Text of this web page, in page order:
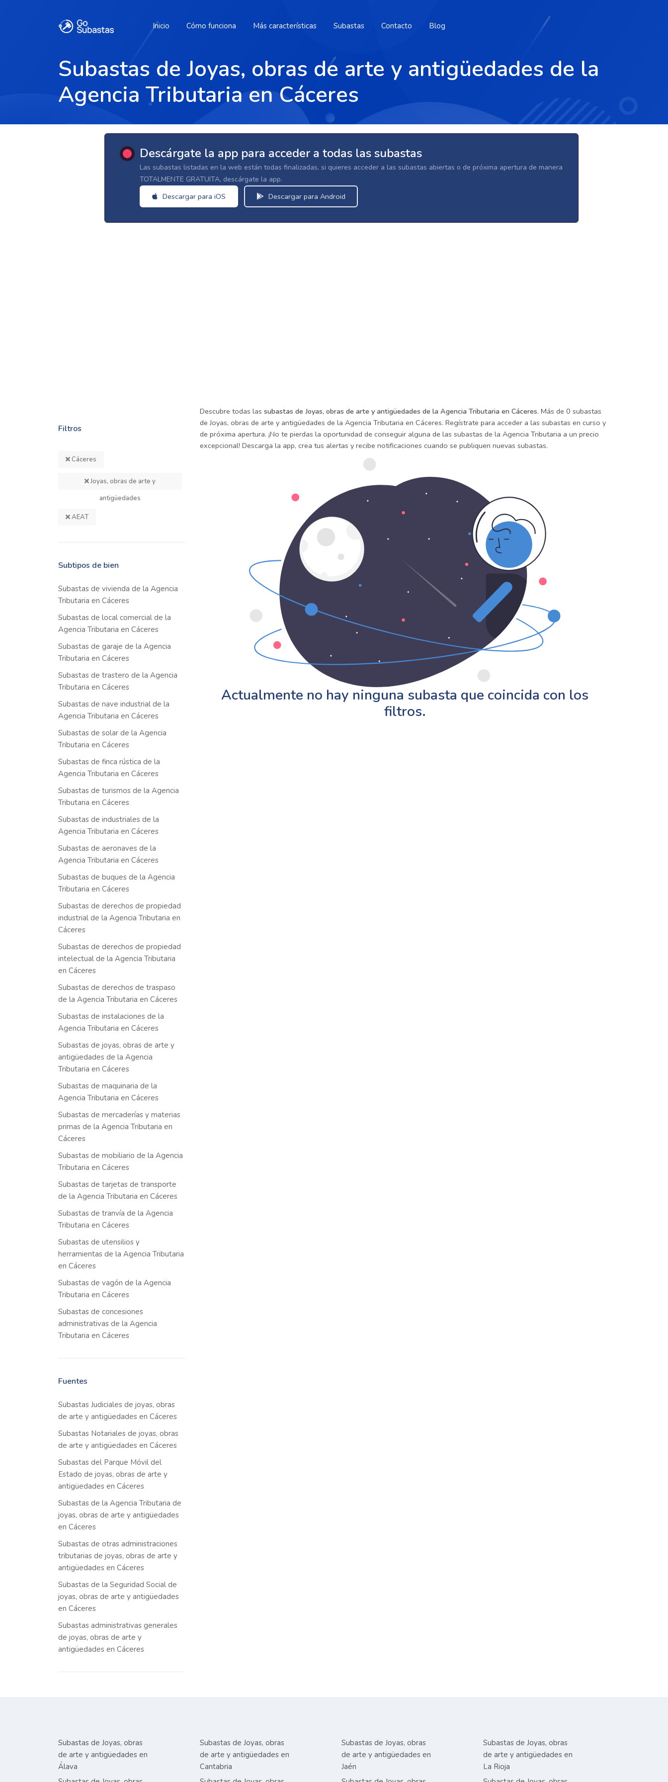
Inicio Cómo funciona Más características Subastas Contacto Blog
Subastas de Joyas, obras de arte y antigüedades de la
Agencia Tributaria en Cáceres
Descárgate la app para acceder a todas las subastas
Las subastas listadas en la web están todas finalizadas, si quieres acceder a las subastas abiertas o de próxima apertura de manera
TOTALMENTE GRATUITA, descárgate la app.
Descargar para iOS Descargar para Android
Filtros
Cáceres
Joyas, obras de arte y
antigüedades
AEAT
Subtipos de bien
Subastas de vivienda de la Agencia
Tributaria en Cáceres
Subastas de local comercial de la
Agencia Tributaria en Cáceres
Subastas de garaje de la Agencia
Tributaria en Cáceres
Subastas de trastero de la Agencia
Tributaria en Cáceres
Subastas de nave industrial de la
Agencia Tributaria en Cáceres
Subastas de solar de la Agencia
Tributaria en Cáceres
Subastas de finca rústica de la
Agencia Tributaria en Cáceres
Subastas de turismos de la Agencia
Tributaria en Cáceres
Subastas de industriales de la
Agencia Tributaria en Cáceres
Subastas de aeronaves de la
Agencia Tributaria en Cáceres
Subastas de buques de la Agencia
Tributaria en Cáceres
Subastas de derechos de propiedad
industrial de la Agencia Tributaria en
Cáceres
Subastas de derechos de propiedad
intelectual de la Agencia Tributaria
en Cáceres
Subastas de derechos de traspaso
de la Agencia Tributaria en Cáceres
Subastas de instalaciones de la
Agencia Tributaria en Cáceres
Subastas de joyas, obras de arte y
antigüedades de la Agencia
Tributaria en Cáceres
Subastas de maquinaria de la
Agencia Tributaria en Cáceres
Subastas de mercaderías y materias
primas de la Agencia Tributaria en
Cáceres
Subastas de mobiliario de la Agencia
Tributaria en Cáceres
Subastas de tarjetas de transporte
de la Agencia Tributaria en Cáceres
Subastas de tranvía de la Agencia
Tributaria en Cáceres
Subastas de utensilios y
herramientas de la Agencia Tributaria
en Cáceres
Subastas de vagón de la Agencia
Tributaria en Cáceres
Subastas de concesiones
administrativas de la Agencia
Tributaria en Cáceres
Fuentes
Subastas Judiciales de joyas, obras
de arte y antigüedades en Cáceres
Subastas Notariales de joyas, obras
de arte y antigüedades en Cáceres
Subastas del Parque Móvil del
Estado de joyas, obras de arte y
antigüedades en Cáceres
Subastas de la Agencia Tributaria de
joyas, obras de arte y antigüedades
en Cáceres
Subastas de otras administraciones
tributarias de joyas, obras de arte y
antigüedades en Cáceres
Subastas de la Seguridad Social de
joyas, obras de arte y antigüedades
en Cáceres
Subastas administrativas generales
de joyas, obras de arte y
antigüedades en Cáceres
Descubre todas las subastas de Joyas, obras de arte y antigüedades de la Agencia Tributaria en Cáceres. Más de 0 subastas
de Joyas, obras de arte y antigüedades de la Agencia Tributaria en Cáceres. Regístrate para acceder a las subastas en curso y
de próxima apertura. ¡No te pierdas la oportunidad de conseguir alguna de las subastas de la Agencia Tributaria a un precio
excepcional! Descarga la app, crea tus alertas y recibe notificaciones cuando se publiquen nuevas subastas.
Actualmente no hay ninguna subasta que coincida con los
filtros.
Subastas de Joyas, obras
de arte y antigüedades en
Álava
Subastas de Joyas, obras
de arte y antigüedades en
Cantabria
Subastas de Joyas, obras
de arte y antigüedades en
Jaén
Subastas de Joyas, obras
de arte y antigüedades en
La Rioja